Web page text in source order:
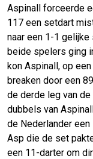
Aspinall forceerde
117 een setdart
naar een 1-1
beide spelers ging
kon Aspinall, op
breaken door een
de derde leg van
dubbels van
de Nederlander
Asp die de set
een 11-darter om